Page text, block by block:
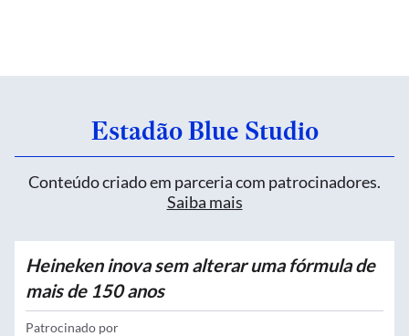
Estadão Blue Studio
Conteúdo criado em parceria com patrocinadores.
Saiba mais
Heineken inova sem alterar uma fórmula de
mais de 150 anos
Patrocinado por